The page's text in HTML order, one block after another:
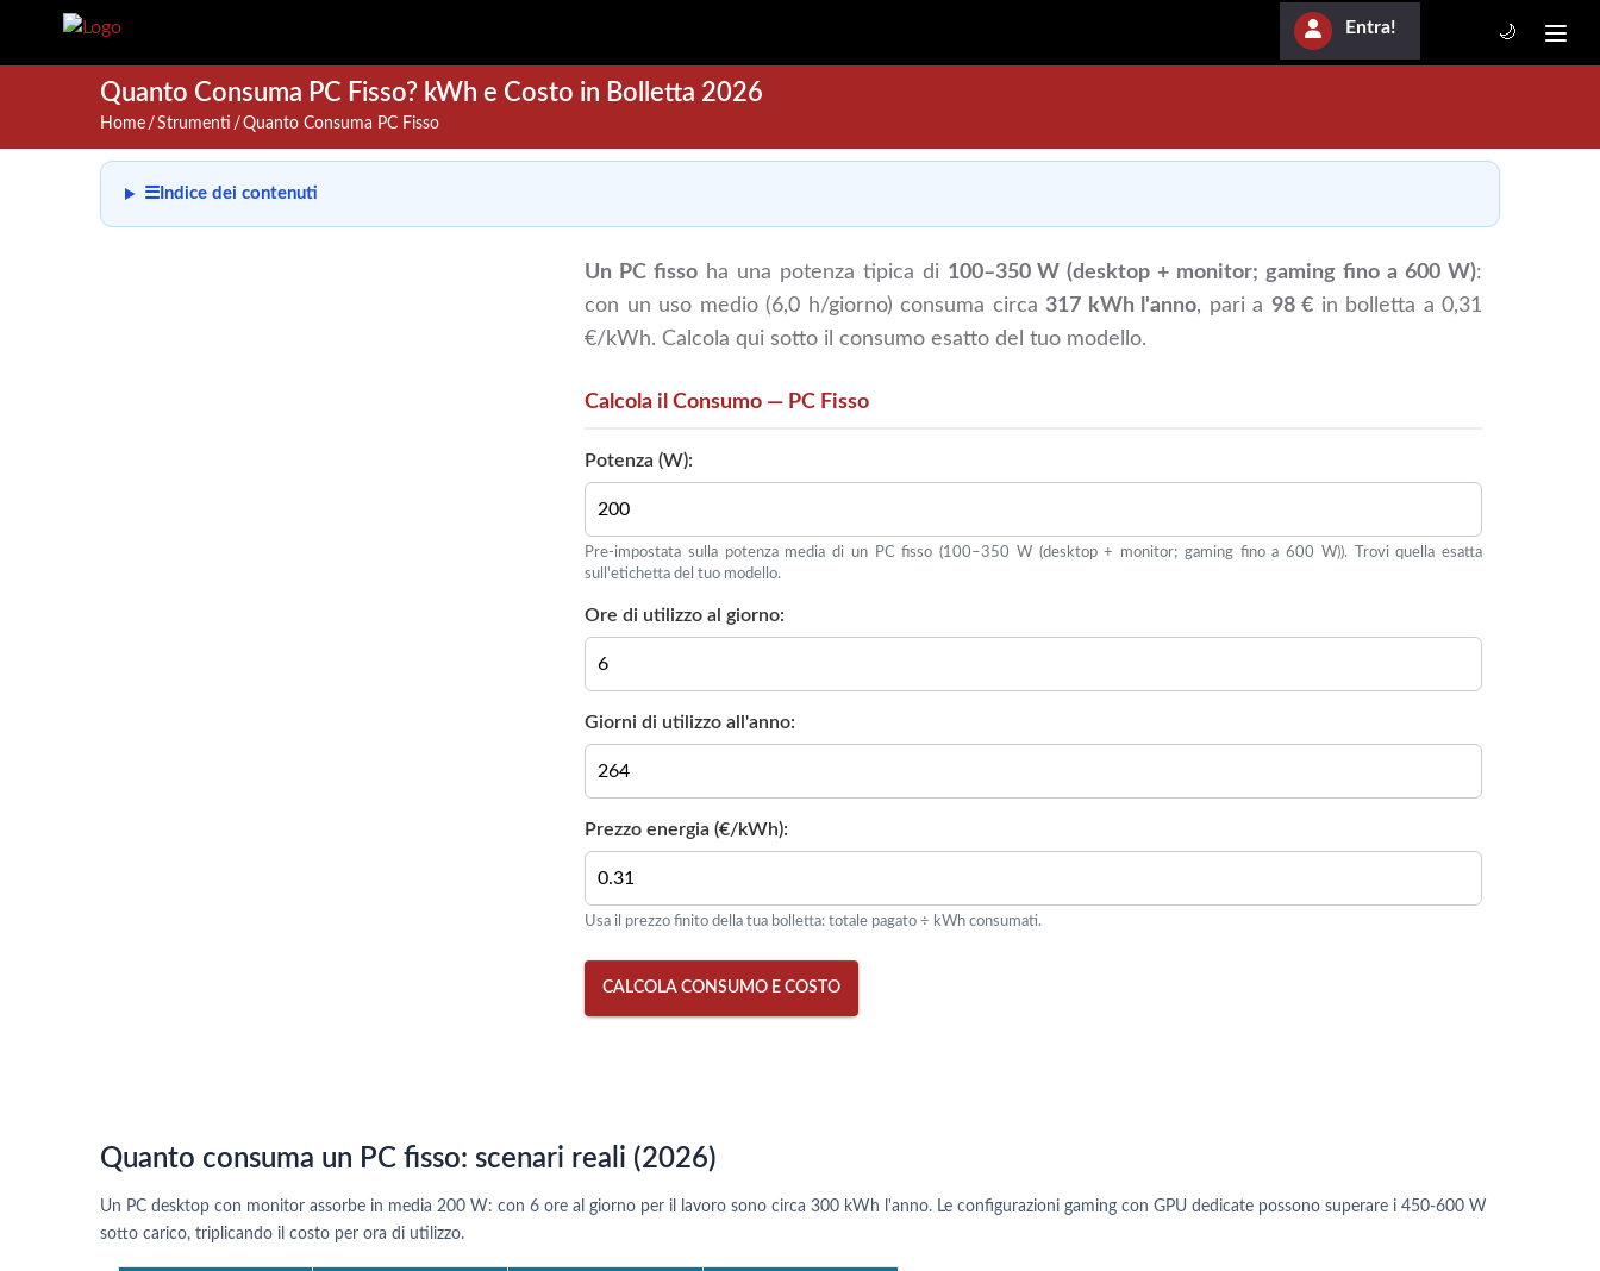
Entra! 🌙
Quanto Consuma PC Fisso? kWh e Costo in Bolletta 2026
Home Strumenti Quanto Consuma PC Fisso
☰ Indice dei contenuti
Un PC fissoha una potenza tipica di 100–350 W (desktop + monitor; gaming fino a 600 W):
con un uso medio (6,0 h/giorno) consuma circa 317 kWh l'anno, pari a 98 € in bolletta a 0,31
€/kWh. Calcola qui sotto il consumo esatto del tuo modello.
Calcola il Consumo — PC Fisso
Potenza (W):
Pre-impostata sulla potenza media di un PC fisso (100–350 W (desktop + monitor; gaming fino a 600 W)). Trovi quella esatta
sull'etichetta del tuo modello.
Ore di utilizzo al giorno:
Giorni di utilizzo all'anno:
Prezzo energia (€/kWh):
Usa il prezzo finito della tua bolletta: totale pagato ÷ kWh consumati.
CALCOLA CONSUMO E COSTO
Quanto consuma un PC fisso: scenari reali (2026)
Un PC desktop con monitor assorbe in media 200 W: con 6 ore al giorno per il lavoro sono circa 300 kWh l'anno. Le configurazioni gaming con GPU dedicate possono superare i 450-600 W
sotto carico, triplicando il costo per ora di utilizzo.